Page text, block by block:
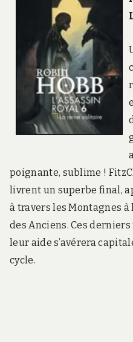
poignante, sublime !
livrent un superbe final,
à travers les Montagnes
des Anciens. Ces
leur aide s’avérera
cycle.